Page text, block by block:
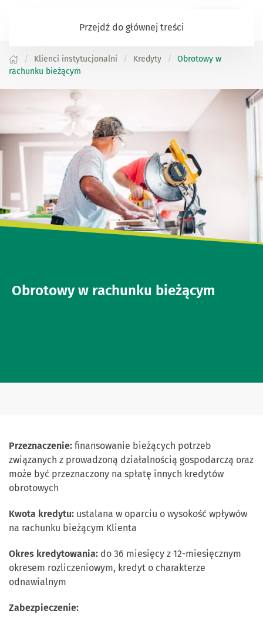
Przejdź do głównej treści
Klienci instytucjonalni Kredyty
Obrotowy w
rachunku bieżącym
Obrotowy w rachunku bieżącym
Przeznaczenie: finansowanie bieżących potrzeb
związanych z prowadzoną działalnością gospodarczą oraz
może być przeznaczony na spłatę innych kredytów
obrotowych
Kwota kredytu: ustalana w oparciu o wysokość wpływów
na rachunku bieżącym Klienta
Okres kredytowania: do 36 miesięcy z 12-miesięcznym
okresem rozliczeniowym, kredyt o charakterze
odnawialnym
Zabezpieczenie: